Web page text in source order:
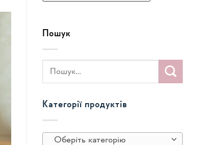
Пошук
Категорії продуктів
Оберіть категорію